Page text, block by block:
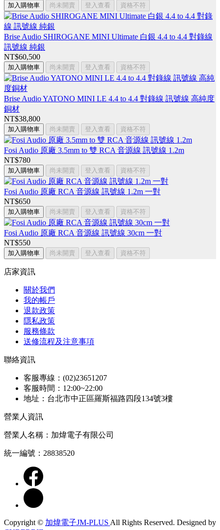
加入購物車 尚未開賣 登入查看 資格不符
Brise Audio SHIROGANE MINI Ultimate 白銀 4.4 to 4.4 對錄線
訊號線 純銀
NT$60,500
加入購物車 尚未開賣 登入查看 資格不符
Brise Audio YATONO MINI LE 4.4 to 4.4 對錄線 訊號線 高純度
銅材
NT$38,800
加入購物車 尚未開賣 登入查看 資格不符
Fosi Audio 原廠 3.5mm to 雙 RCA 音源線 訊號線 1.2m
NT$780
加入購物車 尚未開賣 登入查看 資格不符
Fosi Audio 原廠 RCA 音源線 訊號線 1.2m 一對
NT$650
加入購物車 尚未開賣 登入查看 資格不符
Fosi Audio 原廠 RCA 音源線 訊號線 30cm 一對
NT$550
加入購物車 尚未開賣 登入查看 資格不符
店家資訊
關於我們
我的帳戶
退款政策
隱私政策
服務條款
送修流程及注意事項
聯絡資訊
客服專線：(02)23651207
客服時間：12:00~22:00
地址：台北市中正區羅斯福路四段134號3樓
營業人資訊
營業人名稱：加煒電子有限公司
統一編號：28838520
Copyright © 加煒電子JM-PLUS All Rights Reserved. Designed by